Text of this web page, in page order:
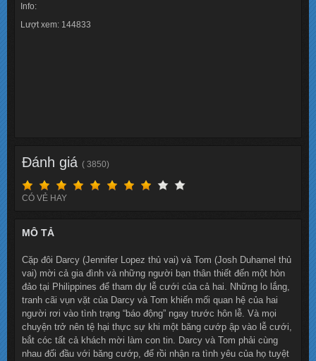
Info:
Lượt xem: 144833
Đánh giá ( 3850)
CÓ VẺ HAY
MÔ TẢ
Cặp đôi Darcy (Jennifer Lopez thủ vai) và Tom (Josh Duhamel thủ
vai) mời cả gia đình và những người bạn thân thiết đến một hòn
đảo tại Philippines để tham dự lễ cưới của cả hai. Những lo lắng,
tranh cãi vụn vặt của Darcy và Tom khiến mối quan hệ của hai
người rơi vào tình trạng “báo động” ngay trước hôn lễ. Và mọi
chuyện trở nên tệ hại thực sự khi một băng cướp ập vào lễ cưới,
bắt cóc tất cả khách mời làm con tin. Darcy và Tom phải cùng
nhau đối đầu với băng cướp, để rồi nhận ra tình yêu của họ tuyệt